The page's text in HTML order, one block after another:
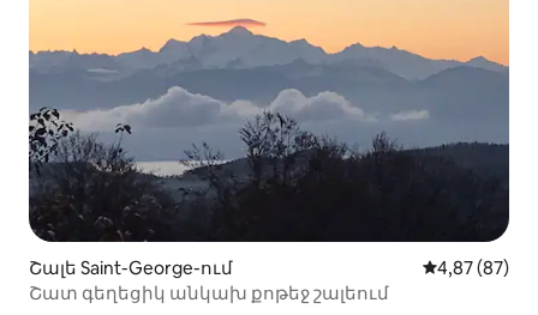
Շալե Saint-George-ում Միջին
4,87 (87)
Շատ գեղեցիկ անկախ քոթեջ շալեում